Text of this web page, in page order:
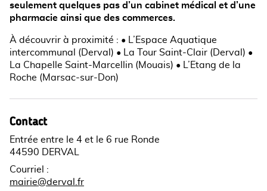
seulement quelques pas d’un cabinet médical et d’une
pharmacie ainsi que des commerces.
À découvrir à proximité : • L’Espace Aquatique
intercommunal (Derval) • La Tour Saint-Clair (Derval) •
La Chapelle Saint-Marcellin (Mouais) • L’Etang de la
Roche (Marsac-sur-Don)
Contact
Entrée entre le 4 et le 6 rue Ronde
44590 DERVAL
Courriel
:
mairie@derval.fr